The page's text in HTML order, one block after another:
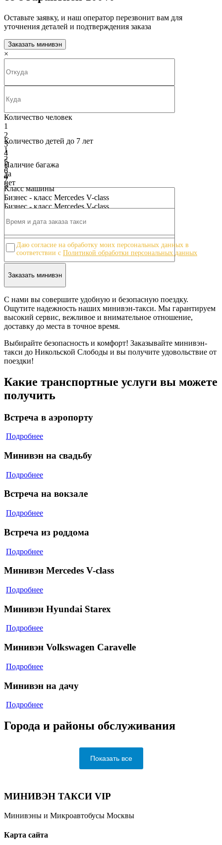
Оставьте заявку, и наш оператор перезвонит вам для
уточнения деталей и подтверждения заказа
Заказать минивэн
×
Количество человек
1
2
3
4
5
6
7
8
9
10
Количество детей до 7 лет
1
2
3
4
5
6
7
9
Наличие багажа
да
нет
Класс машины
Бизнес - класс Mercedes V-class
Бизнес - класс Mercedes V-class
Даю согласие на обработку моих персональных данных в
соответствии с Политикой обработки персональных данных
С нами вы совершите удобную и безопасную поездку.
Ощутите надежность наших минивэн-такси. Мы гарантируем
высокий сервис, вежливое и внимательное отношение,
доставку до места в точное время.
Выбирайте безопасность и комфорт! Заказывайте минивэн-
такси до Никольской Слободы и вы получите удовольствие от
поездки!
Какие транспортные услуги вы можете
получить
Встреча в аэропорту
Подробнее
Минивэн на свадьбу
Подробнее
Встреча на вокзале
Подробнее
Встреча из роддома
Подробнее
Минивэн Mercedes V-class
Подробнее
Минивэн Hyundai Starex
Подробнее
Минивэн Volkswagen Caravelle
Подробнее
Минивэн на дачу
Подробнее
Города и районы обслуживания
Показать все
МИНИВЭН ТАКСИ VIP
Минивэны и Микроавтобусы Москвы
Карта сайта